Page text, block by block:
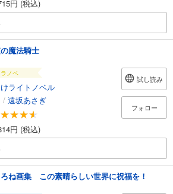
円 (税込)
魔法騎士
ラノベ
ライトノベル
/ 遠坂あさぎ
円 (税込)
試し読み
フォロー
ね画集 この素晴らしい世界に祝福を！